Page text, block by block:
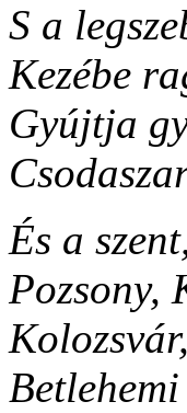
S a
Kezébe
Gyújtja
És a
Pozsony,